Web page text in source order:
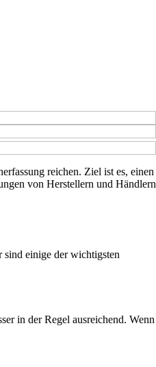
reichen. Ziel ist es, einen
von Herstellern und Händlern
einige der wichtigsten
in der Regel ausreichend. Wenn